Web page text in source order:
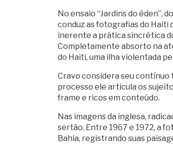
No ensaio “Jardins do éden”,
conduz as fotografias do Haiti
inerente a prática sincrética
Completamente absorto na
do Haiti, uma ilha violentada
Cravo considera seu
processo ele articula os
frame e ricos em conteúdo.
Nas imagens da inglesa,
sertão. Entre 1967 e 1972, a
Bahia, registrando suas